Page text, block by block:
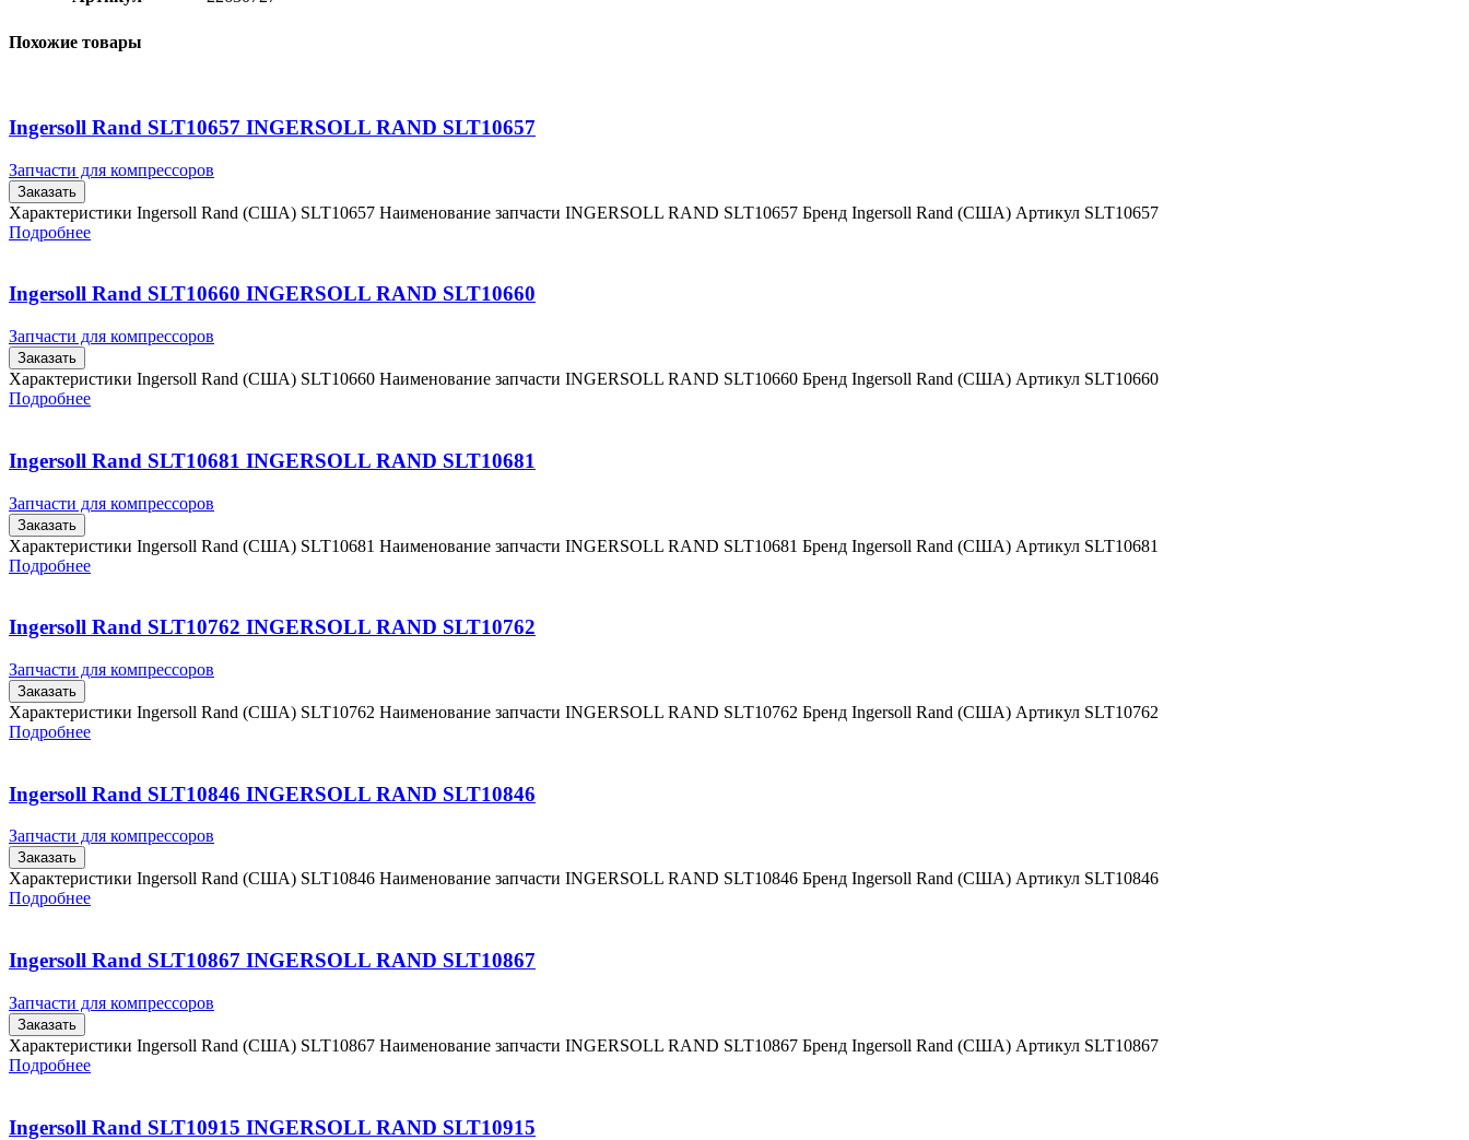
Похожие товары
Ingersoll Rand SLT10657 INGERSOLL RAND SLT10657
Запчасти для компрессоров
Заказать
Характеристики Ingersoll Rand (США) SLT10657 Наименование запчасти INGERSOLL RAND SLT10657 Бренд Ingersoll Rand (США) Артикул SLT10657
Подробнее
Ingersoll Rand SLT10660 INGERSOLL RAND SLT10660
Запчасти для компрессоров
Заказать
Характеристики Ingersoll Rand (США) SLT10660 Наименование запчасти INGERSOLL RAND SLT10660 Бренд Ingersoll Rand (США) Артикул SLT10660
Подробнее
Ingersoll Rand SLT10681 INGERSOLL RAND SLT10681
Запчасти для компрессоров
Заказать
Характеристики Ingersoll Rand (США) SLT10681 Наименование запчасти INGERSOLL RAND SLT10681 Бренд Ingersoll Rand (США) Артикул SLT10681
Подробнее
Ingersoll Rand SLT10762 INGERSOLL RAND SLT10762
Запчасти для компрессоров
Заказать
Характеристики Ingersoll Rand (США) SLT10762 Наименование запчасти INGERSOLL RAND SLT10762 Бренд Ingersoll Rand (США) Артикул SLT10762
Подробнее
Ingersoll Rand SLT10846 INGERSOLL RAND SLT10846
Запчасти для компрессоров
Заказать
Характеристики Ingersoll Rand (США) SLT10846 Наименование запчасти INGERSOLL RAND SLT10846 Бренд Ingersoll Rand (США) Артикул SLT10846
Подробнее
Ingersoll Rand SLT10867 INGERSOLL RAND SLT10867
Запчасти для компрессоров
Заказать
Характеристики Ingersoll Rand (США) SLT10867 Наименование запчасти INGERSOLL RAND SLT10867 Бренд Ingersoll Rand (США) Артикул SLT10867
Подробнее
Ingersoll Rand SLT10915 INGERSOLL RAND SLT10915